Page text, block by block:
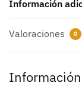
Información
Valoraciones 0